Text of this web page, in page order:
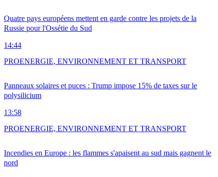
Quatre pays européens mettent en garde contre les projets de la
Russie pour l'Ossétie du Sud
14:44
Panneaux solaires et puces : Trump impose 15% de taxes sur le
polysilicium
13:58
PROENERGIE, ENVIRONNEMENT ET TRANSPORT
Incendies en Europe : les flammes s'apaisent au sud mais gagnent le
nord
PROENERGIE, ENVIRONNEMENT ET TRANSPORT